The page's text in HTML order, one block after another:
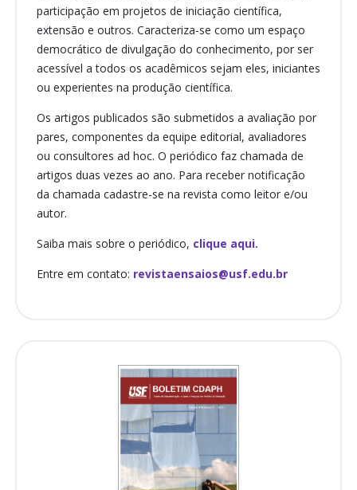
participação em projetos de iniciação científica,
extensão e outros. Caracteriza-se como um espaço
democrático de divulgação do conhecimento, por ser
acessível a todos os acadêmicos sejam eles, iniciantes
ou experientes na produção científica.
Os artigos publicados são submetidos a avaliação por
pares, componentes da equipe editorial, avaliadores
ou consultores ad hoc. O periódico faz chamada de
artigos duas vezes ao ano. Para receber notificação
da chamada cadastre-se na revista como leitor e/ou
autor.
Saiba mais sobre o periódico, clique aqui.
Entre em contato: revistaensaios@usf.edu.br